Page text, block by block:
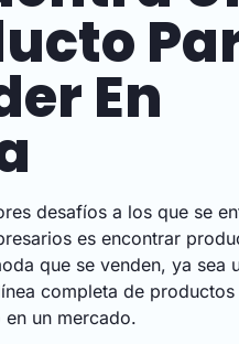
En
desafíos a los que se
es encontrar
que se venden, ya sea
completa de productos
un mercado.